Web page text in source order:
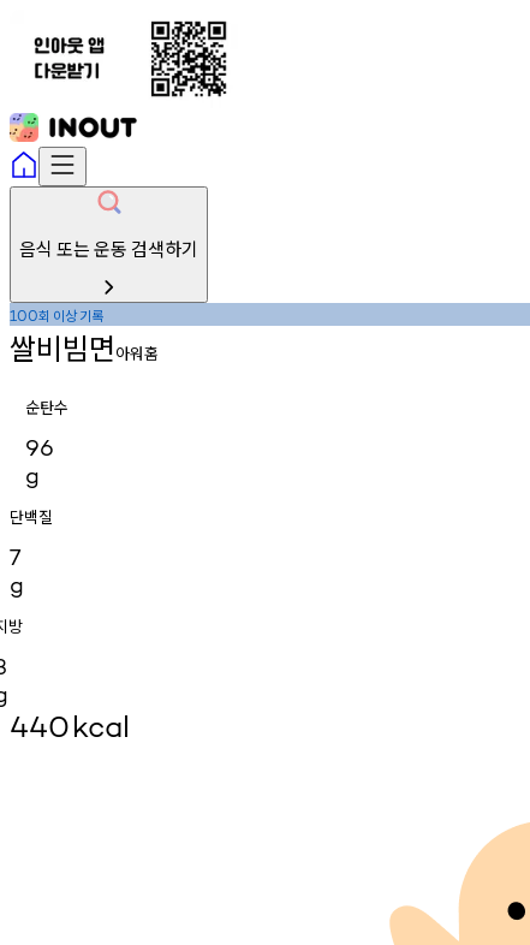
음식 또는 운동 검색하기
100회 이상기록
쌀비빔면아워홈
순탄수
96
g
단백질
7
g
방
440kcal